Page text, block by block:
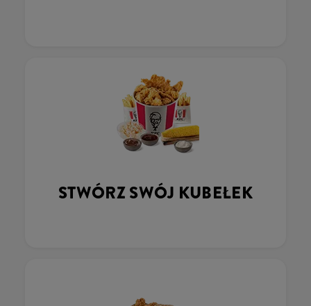
STWÓRZ SWÓJ KUBEŁEK